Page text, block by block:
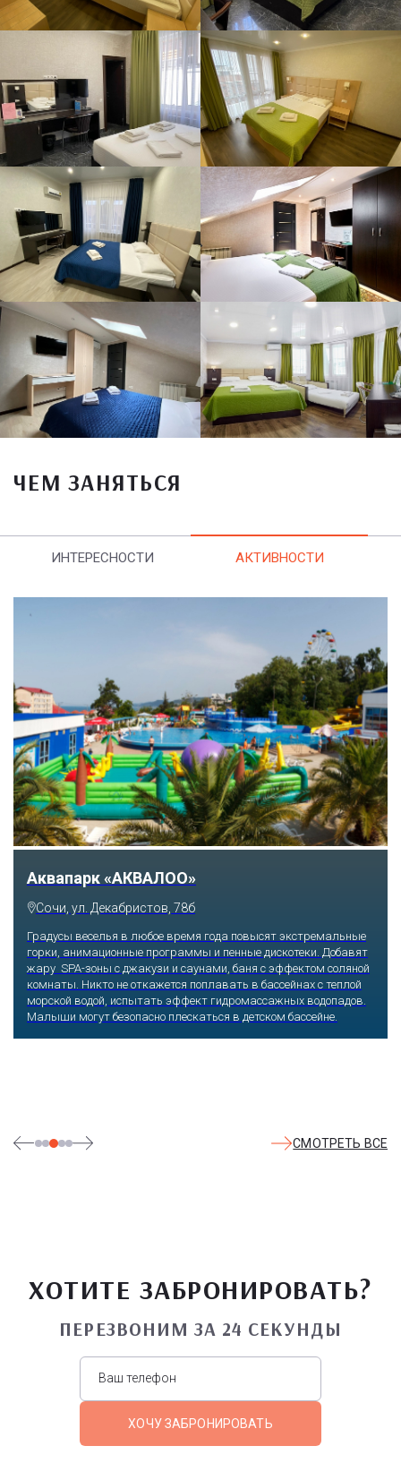
ЧЕМ ЗАНЯТЬСЯ
ИНТЕРЕСНОСТИ АКТИВНОСТИ
Тематический парк развлечений «Сочи
Парк»
Сочи, Олимпийский проспект, 21
Оказавшись здесь, словно попадаешь в сказку: встречаешь
любимых героев русского фольклора, получаешь возможность
сколько душе угодно кататься на аттракционах европейского
уровня. Гости участвуют в увлекательных квестах и творческих
СМОТРЕТЬ ВСЕ
ХОТИТЕ ЗАБРОНИРОВАТЬ?
ПЕРЕЗВОНИМ ЗА 24 СЕКУНДЫ
ХОЧУ ЗАБРОНИРОВАТЬ